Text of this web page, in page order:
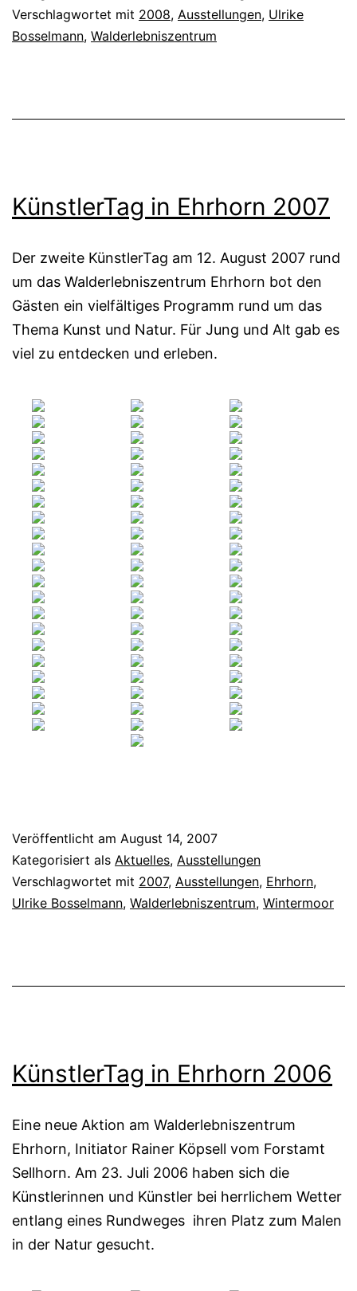
Verschlagwortet mit 2008, Ausstellungen, Ulrike
Bosselmann, Walderlebniszentrum
KünstlerTag in Ehrhorn 2007
Der zweite KünstlerTag am 12. August 2007 rund
um das Walderlebniszentrum Ehrhorn bot den
Gästen ein vielfältiges Programm rund um das
Thema Kunst und Natur. Für Jung und Alt gab es
viel zu entdecken und erleben.
Veröffentlicht am August 14, 2007
Kategorisiert als Aktuelles, Ausstellungen
Verschlagwortet mit 2007, Ausstellungen, Ehrhorn,
Ulrike Bosselmann, Walderlebniszentrum, Wintermoor
KünstlerTag in Ehrhorn 2006
Eine neue Aktion am Walderlebniszentrum
Ehrhorn, Initiator Rainer Köpsell vom Forstamt
Sellhorn. Am 23. Juli 2006 haben sich die
Künstlerinnen und Künstler bei herrlichem Wetter
entlang eines Rundweges ihren Platz zum Malen
in der Natur gesucht.